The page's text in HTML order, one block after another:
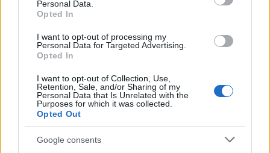
Personal Data.
Opted In
I want to opt-out of processing my
Personal Data for Targeted Advertising.
Opted In
I want to opt-out of Collection, Use,
Retention, Sale, and/or Sharing of my
Personal Data that Is Unrelated with the
Purposes for which it was collected.
Opted Out
Google consents